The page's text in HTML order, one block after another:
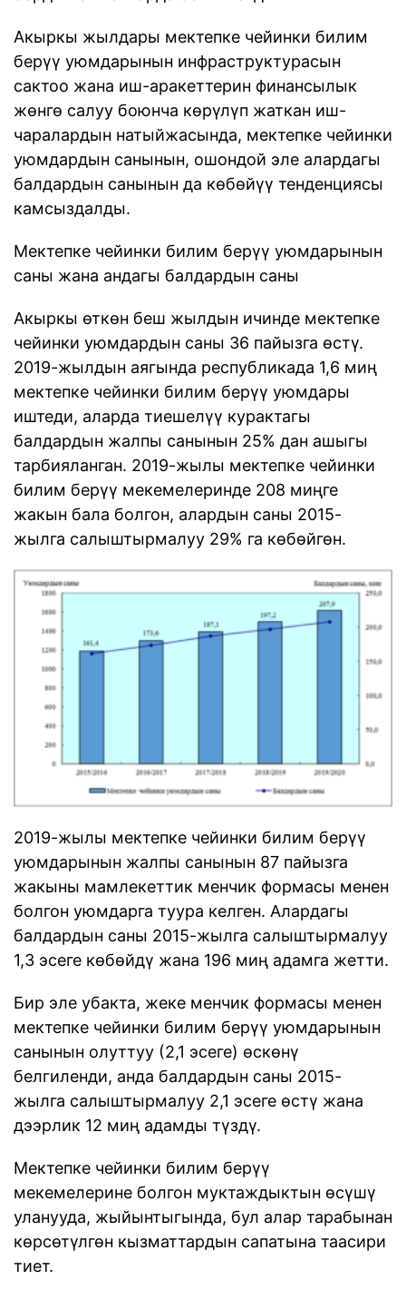
Акыркы жылдары мектепке чейинки билим
берүү уюмдарынын инфраструктурасын
сактоо жана иш-аракеттерин финансылык
жөнгө салуу боюнча көрүлүп жаткан иш-
чаралардын натыйжасында, мектепке чейинки
уюмдардын санынын, ошондой эле алардагы
балдардын санынын да көбөйүү тенденциясы
камсыздалды.
Мектепке чейинки билим берүү уюмдарынын
саны жана андагы балдардын саны
Акыркы өткөн беш жылдын ичинде мектепке
чейинки уюмдардын саны 36 пайызга өстү.
2019-жылдын аягында республикада 1,6 миң
мектепке чейинки билим берүү уюмдары
иштеди, аларда тиешелүү курактагы
балдардын жалпы санынын 25% дан ашыгы
тарбияланган. 2019-жылы мектепке чейинки
билим берүү мекемелеринде 208 миңге
жакын бала болгон, алардын саны 2015-
жылга салыштырмалуу 29% га көбөйгөн.
2019-жылы мектепке чейинки билим берүү
уюмдарынын жалпы санынын 87 пайызга
жакыны мамлекеттик менчик формасы менен
болгон уюмдарга туура келген. Алардагы
балдардын саны 2015-жылга салыштырмалуу
1,3 эсеге көбөйдү жана 196 миң адамга жетти.
Бир эле убакта, жеке менчик формасы менен
мектепке чейинки билим берүү уюмдарынын
санынын олуттуу (2,1 эсеге) өскөнү
белгиленди, анда балдардын саны 2015-
жылга салыштырмалуу 2,1 эсеге өстү жана
дээрлик 12 миң адамды түздү.
Мектепке чейинки билим берүү
мекемелерине болгон муктаждыктын өсүшү
уланууда, жыйынтыгында, бул алар тарабынан
көрсөтүлгөн кызматтардын сапатына таасири
тиет.